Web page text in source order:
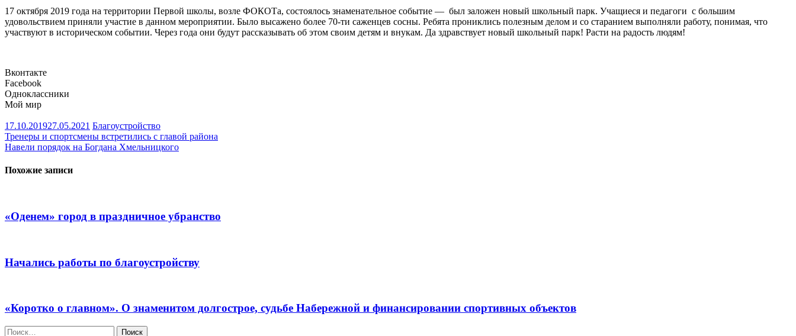
17 октября 2019 года на территории Первой школы, возле ФОКОТа, состоялось знаменательное событие — был заложен новый школьный парк. Учащиеся и педагоги с большим
удовольствием приняли участие в данном мероприятии. Было высажено более 70-ти саженцев сосны. Ребята прониклись полезным делом и со старанием выполняли работу, понимая, что
участвуют в историческом событии. Через года они будут рассказывать об этом своим детям и внукам. Да здравствует новый школьный парк! Расти на радость людям!
Вконтакте
Facebook
Одноклассники
Мой мир
17.10.201927.05.2021 Благоустройство
Навигация
по
записям
Тренеры и спортсмены встретились с главой района
Навели порядок на Богдана Хмельницкого
Похожие записи
«Оденем» город в праздничное убранство
Начались работы по благоустройству
«Коротко о главном». О знаменитом долгострое, судьбе Набережной и финансировании спортивных объектов
Найти: